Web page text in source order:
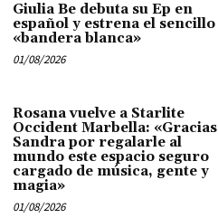
Giulia Be debuta su Ep en
español y estrena el sencillo
«bandera blanca»
01/08/2026
Rosana vuelve a Starlite
Occident Marbella: «Gracias
Sandra por regalarle al
mundo este espacio seguro
cargado de música, gente y
magia»
01/08/2026